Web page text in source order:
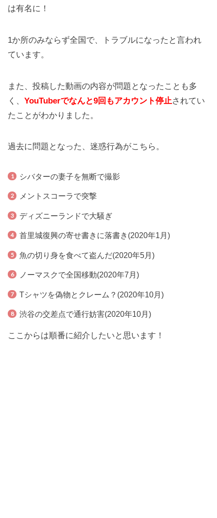
は有名に！
1か所のみならず全国で、トラブルになったと言われ
ています。
また、投稿した動画の内容が問題となったことも多
く、YouTuberでなんと9回もアカウント停止されてい
たことがわかりました。
過去に問題となった、迷惑行為がこちら。
シバターの妻子を無断で撮影
メントスコーラで突撃
ディズニーランドで大騒ぎ
首里城復興の寄せ書きに落書き(2020年1月)
魚の切り身を食べて盗んだ(2020年5月)
ノーマスクで全国移動(2020年7月)
Tシャツを偽物とクレーム？(2020年10月)
渋谷の交差点で通行妨害(2020年10月)
ここからは順番に紹介したいと思います！